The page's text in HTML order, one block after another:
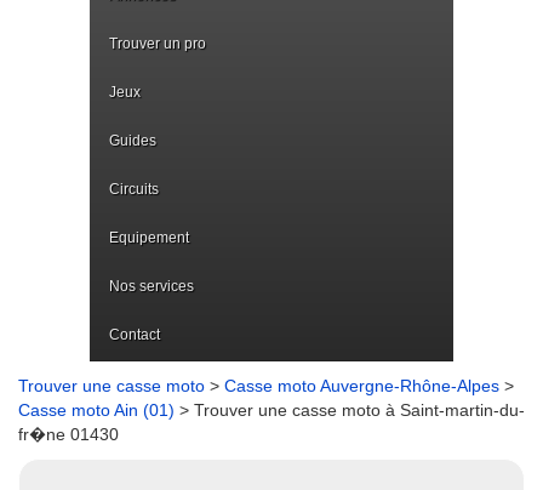
Trouver un pro
Jeux
Guides
Circuits
Equipement
Nos services
Contact
Trouver une casse moto > Casse moto Auvergne-Rhône-Alpes >
Casse moto Ain (01) > Trouver une casse moto à Saint-martin-du-
fr�ne 01430